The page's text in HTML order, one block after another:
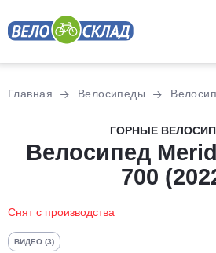
Главная Велосипеды
ГОРНЫЕ
Велосипед
700
Снят с производства
ВИДЕО (3)
Разбейте
оплатуна части
без переплат
График платежей